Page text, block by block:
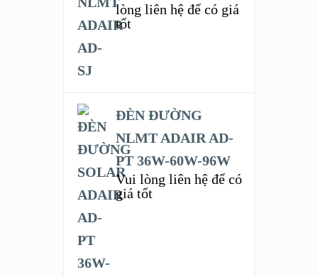
lòng liên hệ để có giá
tốt
ĐÈN ĐƯỜNG
NLMT ADAIR AD-
PT 36W-60W-96W
Vui lòng liên hệ để có
giá tốt